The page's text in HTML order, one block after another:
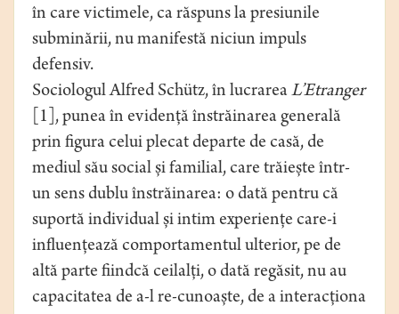
în care victimele, ca răspuns la presiunile
subminării, nu manifestă niciun impuls
defensiv.
Sociologul Alfred Schütz, în lucrarea L’Etranger
[1], punea în evidență înstrăinarea generală
prin figura celui plecat departe de casă, de
mediul său social și familial, care trăiește într-
un sens dublu înstrăinarea: o dată pentru că
suportă individual și intim experiențe care-i
influențează comportamentul ulterior, pe de
altă parte fiindcă ceilalți, o dată regăsit, nu au
capacitatea de a-l re-cunoaște, de a interacționa